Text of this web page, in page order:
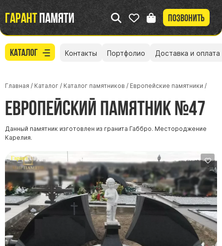
Гарантпамяти Позвонить
Каталог
Участникам СВО
Памятники из гранита
Контакты Портфолио Доставка и оплата
Главная / Каталог / Каталог памятников / Европейские памятники /
Европейский памятник №47
Данный памятник изготовлен из гранита Габбро. Местороджение
Карелия.